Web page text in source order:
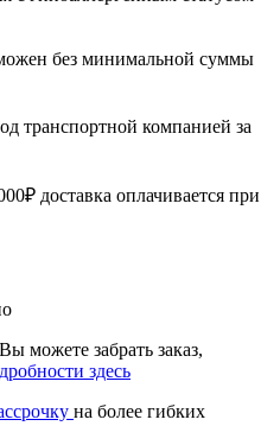
без минимальной суммы
транспортной компанией за
доставка оплачивается при
можете забрать заказ,
здесь
на более гибких